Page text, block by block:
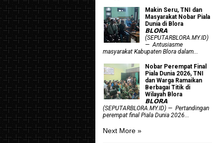
Makin Seru, TNI dan
Masyarakat Nobar Piala
Dunia di Blora
𝗕𝗟𝗢𝗥𝗔
(SEPUTARBLORA.MY.ID)
— Antusiasme
masyarakat Kabupaten Blora dalam...
Nobar Perempat Final
Piala Dunia 2026, TNI
dan Warga Ramaikan
Berbagai Titik di
Wilayah Blora
𝗕𝗟𝗢𝗥𝗔
(SEPUTARBLORA.MY.ID) — Pertandingan
perempat final Piala Dunia 2026...
Next More »